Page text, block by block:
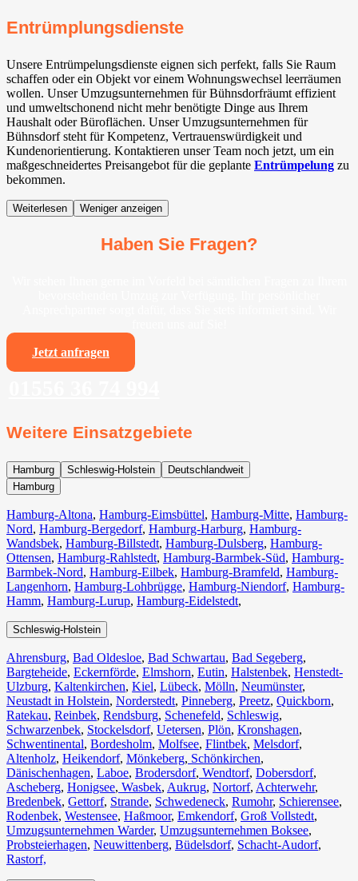
Entrümplungsdienste
Unsere Entrümpelungsdienste eignen sich perfekt, falls Sie Raum
schaffen oder ein Objekt vor einem Wohnungswechsel leerräumen
wollen. Unser Umzugsunternehmen für Bühnsdorfräumt effizient
und umweltschonend nicht mehr benötigte Dinge aus Ihrem
Haushalt oder Büroflächen. Unser Umzugsunternehmen für
Bühnsdorf steht für Kompetenz, Vertrauenswürdigkeit und
Kundenorientierung. Kontaktieren unser Team noch jetzt, um ein
maßgeschneidertes Preisangebot für die geplante Entrümpelung zu
bekommen.
Weiterlesen Weniger anzeigen
Haben Sie Fragen?
Jetzt anfragen
Weitere Einsatzgebiete
Hamburg Schleswig-Holstein
Deutschlandweit
Hamburg
Hamburg-Altona, Hamburg-Eimsbüttel, Hamburg-Mitte, Hamburg-
Nord, Hamburg-Bergedorf, Hamburg-Harburg, Hamburg-
Wandsbek, Hamburg-Billstedt, Hamburg-Dulsberg, Hamburg-
Ottensen, Hamburg-Rahlstedt, Hamburg-Barmbek-Süd, Hamburg-
Barmbek-Nord, Hamburg-Eilbek, Hamburg-Bramfeld, Hamburg-
Langenhorn, Hamburg-Lohbrügge, Hamburg-Niendorf, Hamburg-
Hamm, Hamburg-Lurup, Hamburg-Eidelstedt,
Schleswig-Holstein
Ahrensburg, Bad Oldesloe, Bad Schwartau, Bad Segeberg,
Bargteheide, Eckernförde, Elmshorn, Eutin, Halstenbek, Henstedt-
Ulzburg, Kaltenkirchen, Kiel, Lübeck, Mölln, Neumünster,
Neustadt in Holstein, Norderstedt, Pinneberg, Preetz, Quickborn,
Ratekau, Reinbek, Rendsburg, Schenefeld, Schleswig,
Schwarzenbek, Stockelsdorf, Uetersen, Plön, Kronshagen,
Schwentinental, Bordesholm, Molfsee, Flintbek, Melsdorf,
Altenholz, Heikendorf, Mönkeberg, Schönkirchen,
Dänischenhagen, Laboe, Brodersdorf, Wendtorf, Dobersdorf,
Ascheberg, Honigsee, Wasbek, Aukrug, Nortorf, Achterwehr,
Bredenbek, Gettorf, Strande, Schwedeneck, Rumohr, Schierensee,
Rodenbek, Westensee, Haßmoor, Emkendorf, Groß Vollstedt,
Umzugsunternehmen Warder, Umzugsunternehmen Boksee,
Probsteierhagen, Neuwittenberg, Büdelsdorf, Schacht-Audorf,
Rastorf,